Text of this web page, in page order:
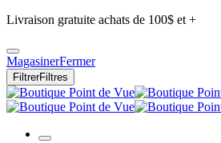
Livraison gratuite achats de 100$ et +
MagasinerFermer
FiltrerFiltres